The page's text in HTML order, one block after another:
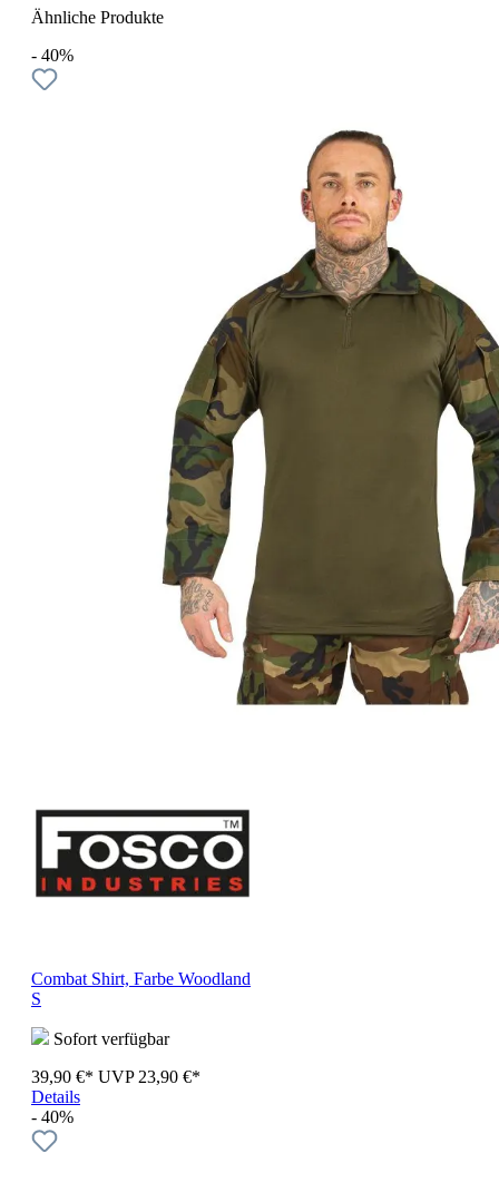
Ähnliche Produkte
- 40%
Combat Shirt, Farbe Woodland
S
Sofort verfügbar
39,90 €* UVP 23,90 €*
Details
- 40%